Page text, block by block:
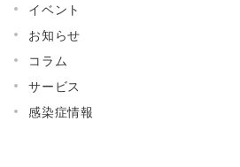
イベント
お知らせ
コラム
サービス
感染症情報